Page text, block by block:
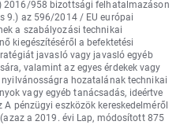
2016/958 bizottsági felhatalmazáson
9.) az 596/2014 / EU európai
a szabályozási technikai
kiegészítéséről a befektetési
javasló vagy javasló egyéb
valamint az egyes érdekek vagy
hozatalának technikai
vagy egyéb tanácsadás, ideértve
pénzügyi eszközök kereskedelméről
a 2019. évi Lap, módosított 875